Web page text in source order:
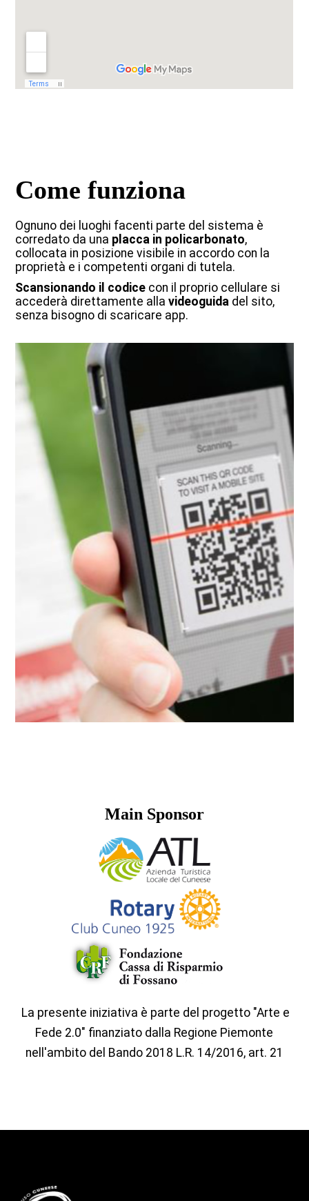
Come funziona
Ognuno dei luoghi facenti parte del sistema è
corredato da una placca in policarbonato,
collocata in posizione visibile in accordo con la
proprietà e i competenti organi di tutela.
Scansionando il codice con il proprio cellulare si
accederà direttamente allavideoguida del sito,
senza bisogno di scaricare app.
Main Sponsor
La presente iniziativa è parte del progetto "Arte e
Fede 2.0" finanziato dalla Regione Piemonte
nell'ambito del Bando 2018 L.R. 14/2016, art. 21